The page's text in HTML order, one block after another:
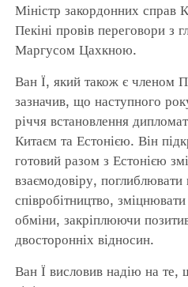
Міністр закордонних справ
Пекіні провів переговори з
Маргусом Цахкною.
Ван Ї, який також є членом
зазначив, що наступного
річчя встановлення
Китаєм та Естонією. Він
готовий разом з Естонією
взаємодовіру, поглиблювати
співробітництво,
обміни, закріплюючи
двосторонніх відносин.
Ван Ї висловив надію на те,